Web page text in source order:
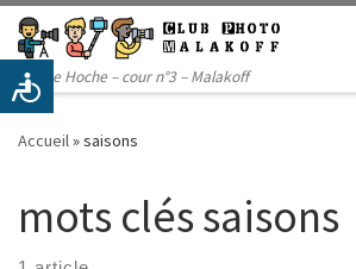
Passer au contenu
14 rue Hoche – cour n°3 – Malakoff
Accueil»saisons
mots clés saisons